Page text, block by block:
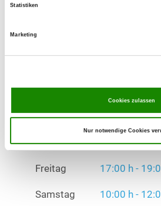
Statistiken
Marketing
Cookies zulassen
Nur notwendige Cookies
Agility, RO, Erziehung
Übungszeiten im Sommer:
10:00 h -
Übungszeiten im Winter:
Mittwoch 16:00 h -
Freitag 17:00 h -
Samstag 10:00 h -